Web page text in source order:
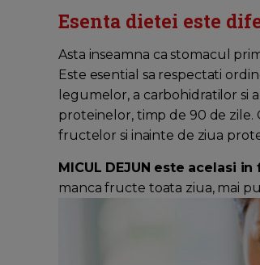
Esenta dietei este
Asta inseamna ca stomacul
Este esential sa respectati
legumelor, a carbohidratilor si
proteinelor, timp de 90 de zile.
fructelor si inainte de ziua
MICUL DEJUN este acelasi in
manca fructe toata ziua, mai